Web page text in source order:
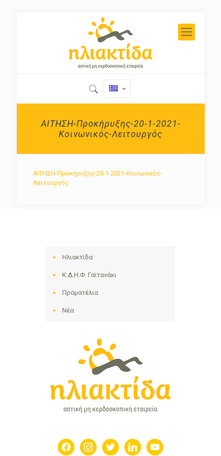
ΑΙΤΗΣΗ-Προκήρυξης-20-1-2021-
Κοινωνικός-Λειτουργός
ΑΙΤΗΣΗ-Προκήρυξης-20-1-2021-Κοινωνικός-
Λειτουργός
Ηλιακτίδα
Κ.Δ.Η.Φ. Γαϊτανάκι
Πραματέλια
Νέα
facebookinstagramtwitter linkedin youtube